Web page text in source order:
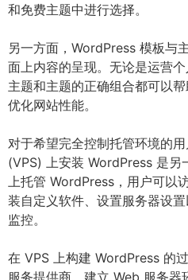
和免费主题中进行选择。
另一方面，WordPress 模板与
面上内容的呈现。无论是运营
主题和主题的正确组合都可以
优化网站性能。
对于希望完全控制托管环境的
(VPS) 上安装 WordPress 是另
上托管 WordPress，用户可以
装自定义软件、设置服务器设
监控。
在 VPS 上构建 WordPress 的
服务提供商、建立 Web 服务